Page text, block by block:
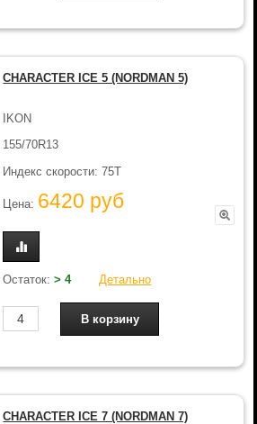
CHARACTER ICE 5 (NORDMAN 5)
IKON
155/70R13
Индекс скорости: 75T
Цена: 6420 руб
Остаток:> 4 Детально
CHARACTER ICE 7 (NORDMAN 7)